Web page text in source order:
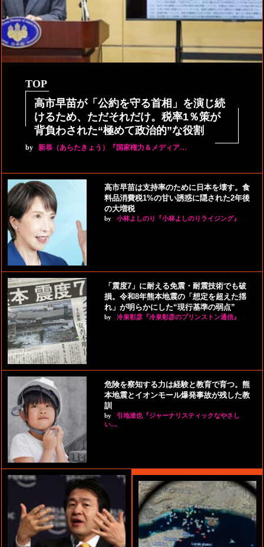
TOP
高市早苗が「公約を守る首相」を演じ続
けるため、ただそれだけ。税率1％策が
背負わされた“極めて政治的”な役割
by 新恭（あらたきょう）『国家権力＆メディア…
高市早苗は支持率のために日本を壊す。食
料品消費税1%の甘い誘惑に隠された2年後
の大増税
by 小林よしのり『小林よしのりライジング』
「震度7」に耐える免震・耐震技術でも破
損。令和8年熊本地震の「想定を超えた揺
れ」が明らかにした“現行基準の弱点”
by 冷泉彰彦『冷泉彰彦のプリンストン通信』
危険を察知する力は経験と教育で育つ。熊
本地震とイオンモール爆発事故が残した教
訓
by
引地達也『ジャーナリスティックなやさし
い…